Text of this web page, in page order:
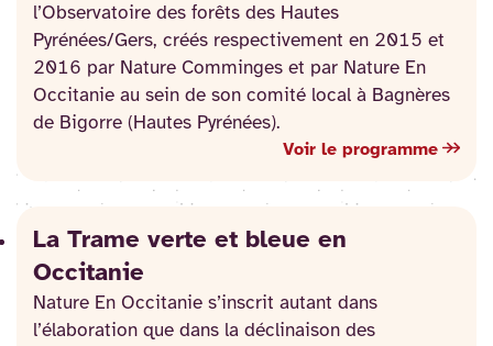
l’Observatoire des forêts des Hautes
Pyrénées/Gers, créés respectivement en 2015 et
2016 par Nature Comminges et par Nature En
Occitanie au sein de son comité local à Bagnères
de Bigorre (Hautes Pyrénées).
Voir le programme
La Trame verte et bleue en
Occitanie
Nature En Occitanie s’inscrit autant dans
l’élaboration que dans la déclinaison des